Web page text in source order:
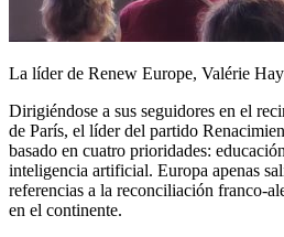
La líder de Renew Europe, Valérie
Dirigiéndose a sus seguidores en el
de París, el líder del partido
basado en cuatro prioridades:
inteligencia artificial. Europa apenas
referencias a la reconciliación franco-
en el continente.